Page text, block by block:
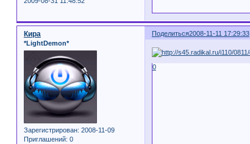
Поделиться2008-11-11 17:29:33
Кира
*LightDemon*
Зарегистрирован: 2008-11-09
Приглашений: 0
0